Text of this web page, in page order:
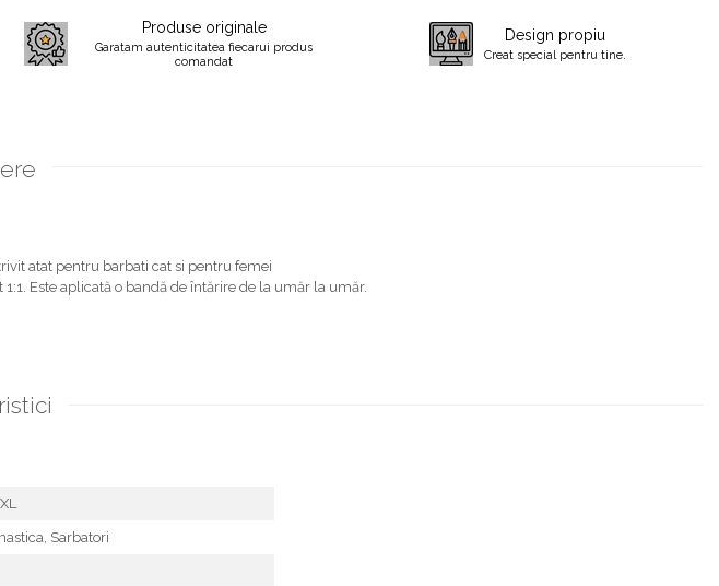
Produse originale
Garatam autenticitatea fiecarui produs
comandat
Design propiu
Creat special pentru tine.
atat pentru barbati cat si pentru femei
Este aplicată o bandă de întărire de la umăr la umăr.
Sarbatori